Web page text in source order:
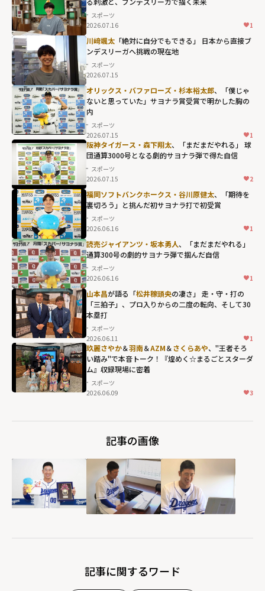
スポーツ
2026.07.16
1
川﨑颯太 「絶対に自分でもできる」 日本から直接ブ
ンデスリーガへ――挑戦の現在地
スポーツ
2026.07.15
オリックス・バファローズ・杉本裕太郎、「僕じゃ
ないと思っていた」サヨナラ賞受賞で明かした胸の
内
スポーツ
2026.07.15
1
阪神タイガース・森下翔太、「まだまだやれる」 球
団通算3000号となる劇的サヨナラ弾で得た自信
スポーツ
2026.07.15
2
福岡ソフトバンクホークス・谷川原健太、「期待を
裏切ろう」と挑んだ初サヨナラ打で初受賞
スポーツ
2026.06.16
1
読売ジャイアンツ・坂本勇人、「まだまだやれる」
通算300号の劇的サヨナラ弾で掴んだ自信
スポーツ
2026.06.16
1
山本昌が語る「松井稼頭央の凄さ」 走・守・打の
「三拍子」、プロ入りからの二度の転向、そして30
本塁打
スポーツ
2026.06.11
1
玖麗さやか＆羽南＆AZM＆さくらあや、"王者そろ
い踏み"で本音トーク！『煌めく☆まるごとスターダ
ム』収録現場に密着
スポーツ
2026.06.09
3
記事の画像
記事に関するワード